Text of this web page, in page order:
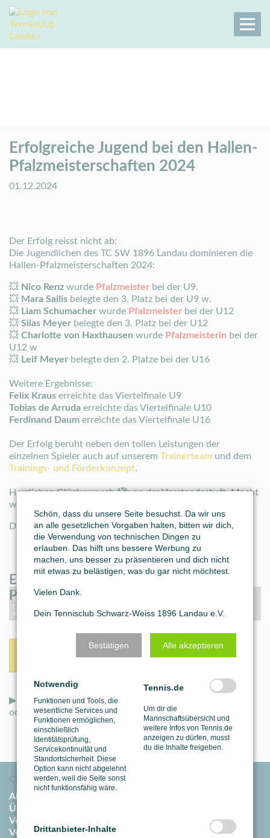
Erfolgreiche Jugend bei den Hallen-
Pfalzmeisterschaften 2024
01.12.2024
Der Erfolg reisst nicht ab:
Die Jugendlichen des TC SW 1896 Landau dominieren die
Hallen-Pfalzmeisterschaften 2024:
💥 Nico Renz wurde Pfalzmeister bei der U9.
💥 Mara Sailis belegte den 3. Platz bei der U9 w.
💥 Liam Schumacher wurde Pfalzmeister bei der U12
💥 Silas Meyer belegte den 3. Platz bei der U12
💥 Charlotte von Haxthausen wurde Pfalzmeisterin bei der
U12 w
💥 Leif Meyer belegte den 2. Platze bei der U16
Weitere Ergebnisse:
Felix Kraus erreichte das Viertelfinale U9
Tobias de Arruda erreichte das Viertelfinale U10
Ferdinand Daum erreichte das Viertelfinale U16
Der Erfolg beruht neben den tollen Leistungen der
einzelnen Spieler auch auf unserem Trainerteam und dem
Trainings- und Förderkonzept.
Herzlichen Glückwunsch 🏆von der Vorstandschaft. Macht
weiter so, wir sind sehr stolz auf euch.
Die Vorstandschaft.
Ehrung der Teilnehmer:innen der Hallen-
Pfalzmeisterschaft 2024
Hinten vlnr: .Jugendwarte Rosaine de Arruda und Yannik Meyer , Trainer
Simon Frank und Thommy Rühle, Charlotte von Haxthausen, Ferdinand
Kraus, Mara Sailis, Tobias de Arruda, Silas Meyer, Liam Schumacher
▶ Mehr News auch auf unseren
oder unserer neuenWhatsApp-Community
Club
Aktuelles
Über uns
Vorstand
Vereinssatzung & Ordnungen
Schön, dass du unsere Seite besuchst. Da wir uns
an alle gesetzlichen Vorgaben halten, bitten wir dich,
die Verwendung von technischen Dingen zu
erlauben. Das hilft uns bessere Werbung zu
machen, uns besser zu präsentieren und dich nicht
mit etwas zu belästigen, was du gar nicht möchtest.
Vielen Dank.
Dein Tennisclub Schwarz-Weiss 1896 Landau e.V.
Bestätigen Alle akzeptieren
Notwendig
Funktionen und Tools, die
wesentliche Services und
Funktionen ermöglichen,
einschließlich
Identitätsprüfung,
Servicekontinuität und
Standortsicherheit. Diese
Option kann nicht abgelehnt
werden, weil die Seite sonst
nicht funktionsfähig wäre.
Tennis.de
Um dir die
Mannschaftsübersicht und
weitere Infos von Tennis.de
anzeigen zu dürfen, musst
du die Inhalte freigeben.
Drittanbieter-Inhalte